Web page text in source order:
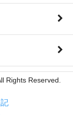
Rights Reserved.